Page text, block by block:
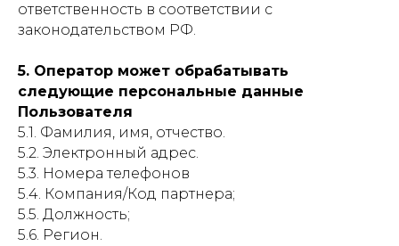
ответственность в соответствии с
законодательством РФ.
5. Оператор может обрабатывать
следующие персональные данные
Пользователя
5.1. Фамилия, имя, отчество.
5.2. Электронный адрес.
5.3. Номера телефонов
5.4. Компания/Код партнера;
5.5. Должность;
5.6. Регион.